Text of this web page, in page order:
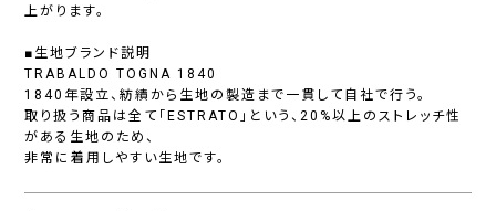
上がります。
■生地ブランド説明
TRABALDO TOGNA 1840
1840年設立、紡績から生地の製造まで一貫して自社で行う。
取り扱う商品は全て「ESTRATO」という、20%以上のストレッチ性
がある生地のため、
非常に着用しやすい生地です。